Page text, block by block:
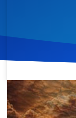
26. November 2018